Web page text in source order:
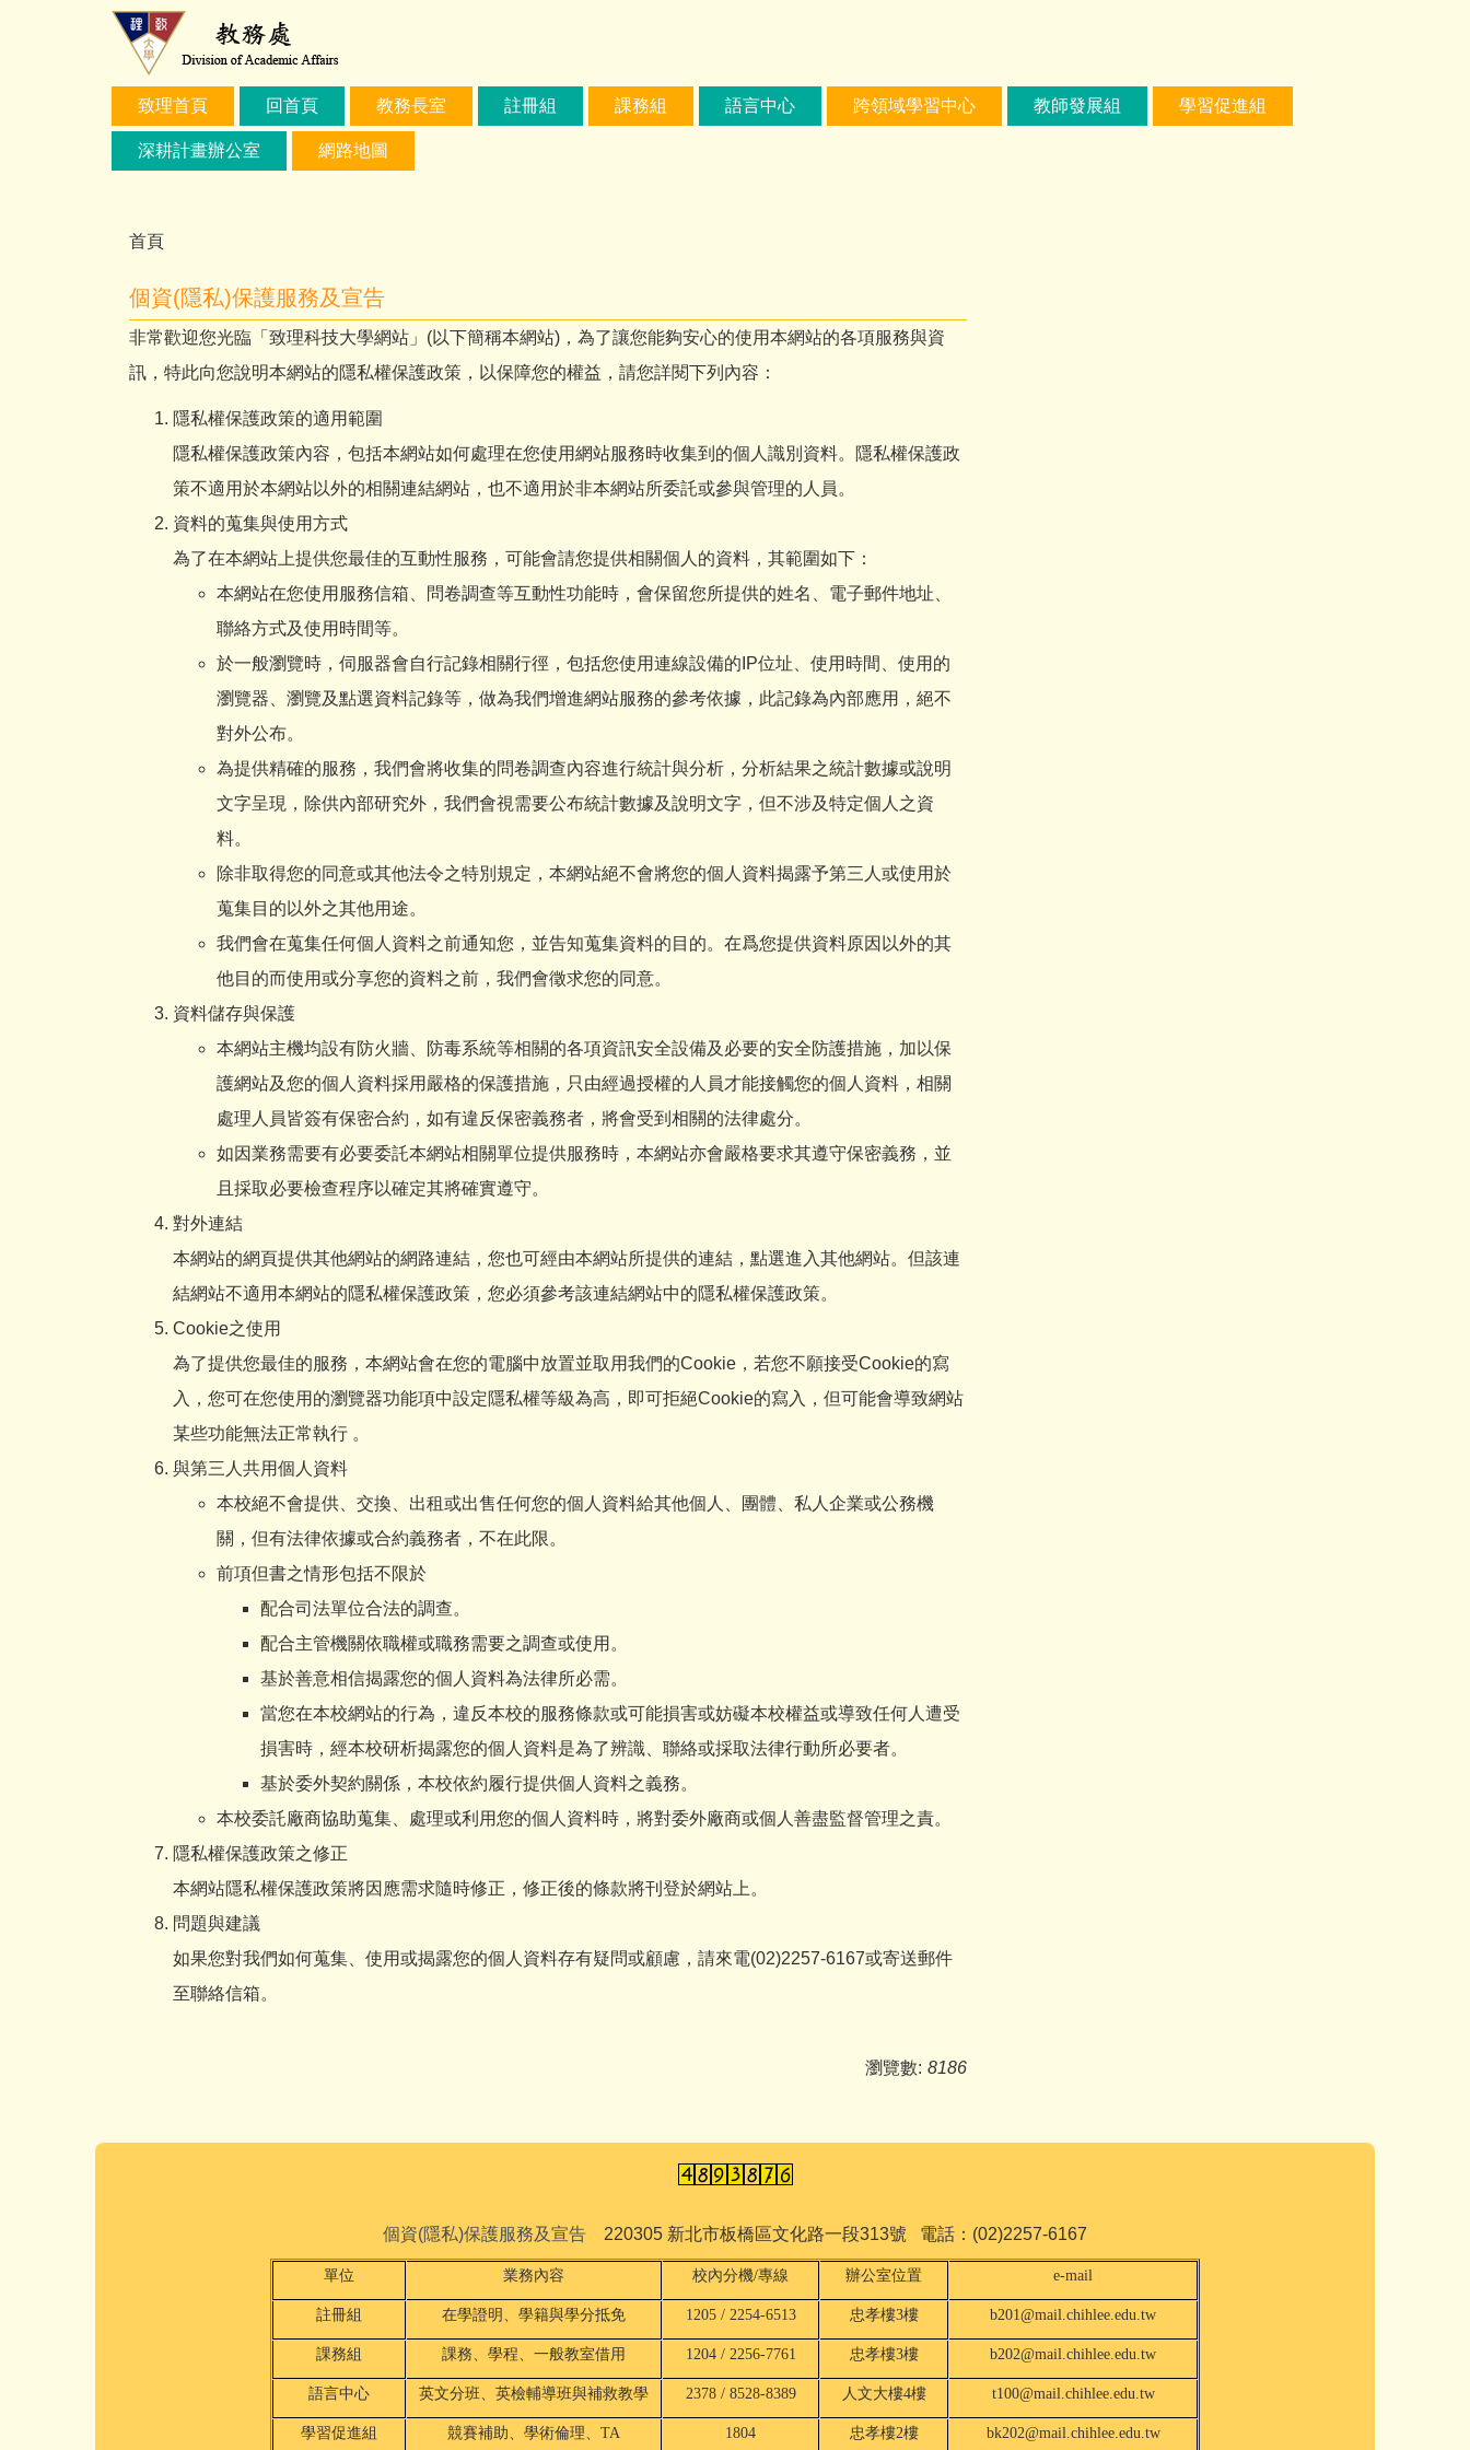
致理首頁 回首頁 教務長室 註冊組 課務組 語言中心 跨領域學習中心 教師發展組 學習促進組
深耕計畫辦公室 網路地圖
首頁
個資(隱私)保護服務及宣告
非常歡迎您光臨「致理科技大學網站」(以下簡稱本網站)，為了讓您能夠安心的使用本網站的各項服務與資
訊，特此向您說明本網站的隱私權保護政策，以保障您的權益，請您詳閱下列內容：
隱私權保護政策的適用範圍
隱私權保護政策內容，包括本網站如何處理在您使用網站服務時收集到的個人識別資料。隱私權保護政
策不適用於本網站以外的相關連結網站，也不適用於非本網站所委託或參與管理的人員。
資料的蒐集與使用方式
為了在本網站上提供您最佳的互動性服務，可能會請您提供相關個人的資料，其範圍如下：
本網站在您使用服務信箱、問卷調查等互動性功能時，會保留您所提供的姓名、電子郵件地址、
聯絡方式及使用時間等。
於一般瀏覽時，伺服器會自行記錄相關行徑，包括您使用連線設備的IP位址、使用時間、使用的
瀏覽器、瀏覽及點選資料記錄等，做為我們增進網站服務的參考依據，此記錄為內部應用，絕不
對外公布。
為提供精確的服務，我們會將收集的問卷調查內容進行統計與分析，分析結果之統計數據或說明
文字呈現，除供內部研究外，我們會視需要公布統計數據及說明文字，但不涉及特定個人之資
料。
除非取得您的同意或其他法令之特別規定，本網站絕不會將您的個人資料揭露予第三人或使用於
蒐集目的以外之其他用途。
我們會在蒐集任何個人資料之前通知您，並告知蒐集資料的目的。在爲您提供資料原因以外的其
他目的而使用或分享您的資料之前，我們會徵求您的同意。
資料儲存與保護
本網站主機均設有防火牆、防毒系統等相關的各項資訊安全設備及必要的安全防護措施，加以保
護網站及您的個人資料採用嚴格的保護措施，只由經過授權的人員才能接觸您的個人資料，相關
處理人員皆簽有保密合約，如有違反保密義務者，將會受到相關的法律處分。
如因業務需要有必要委託本網站相關單位提供服務時，本網站亦會嚴格要求其遵守保密義務，並
且採取必要檢查程序以確定其將確實遵守。
對外連結
本網站的網頁提供其他網站的網路連結，您也可經由本網站所提供的連結，點選進入其他網站。但該連
結網站不適用本網站的隱私權保護政策，您必須參考該連結網站中的隱私權保護政策。
Cookie之使用
為了提供您最佳的服務，本網站會在您的電腦中放置並取用我們的Cookie，若您不願接受Cookie的寫
入，您可在您使用的瀏覽器功能項中設定隱私權等級為高，即可拒絕Cookie的寫入，但可能會導致網站
某些功能無法正常執行 。
與第三人共用個人資料
本校絕不會提供、交換、出租或出售任何您的個人資料給其他個人、團體、私人企業或公務機
關，但有法律依據或合約義務者，不在此限。
前項但書之情形包括不限於
配合司法單位合法的調查。
配合主管機關依職權或職務需要之調查或使用。
基於善意相信揭露您的個人資料為法律所必需。
當您在本校網站的行為，違反本校的服務條款或可能損害或妨礙本校權益或導致任何人遭受
損害時，經本校研析揭露您的個人資料是為了辨識、聯絡或採取法律行動所必要者。
基於委外契約關係，本校依約履行提供個人資料之義務。
本校委託廠商協助蒐集、處理或利用您的個人資料時，將對委外廠商或個人善盡監督管理之責。
隱私權保護政策之修正
本網站隱私權保護政策將因應需求隨時修正，修正後的條款將刊登於網站上。
問題與建議
如果您對我們如何蒐集、使用或揭露您的個人資料存有疑問或顧慮，請來電(02)2257-6167或寄送郵件
至聯絡信箱。
瀏覽數: 8186
個資(隱私)保護服務及宣告 220305 新北市板橋區文化路一段313號 電話：(02)2257-6167
單位 業務內容 校內分機/專線 辦公室位置 e-mail
註冊組 在學證明、學籍與學分抵免 1205 / 2254-6513 忠孝樓3樓 b201@mail.chihlee.edu.tw
課務組 課務、學程、一般教室借用 1204 / 2256-7761 忠孝樓3樓 b202@mail.chihlee.edu.tw
語言中心 英文分班、英檢輔導班與補救教學 2378 / 8528-8389 人文大樓4樓 t100@mail.chihlee.edu.tw
學習促進組 競賽補助、學術倫理、TA 1804 忠孝樓2樓 bk202@mail.chihlee.edu.tw